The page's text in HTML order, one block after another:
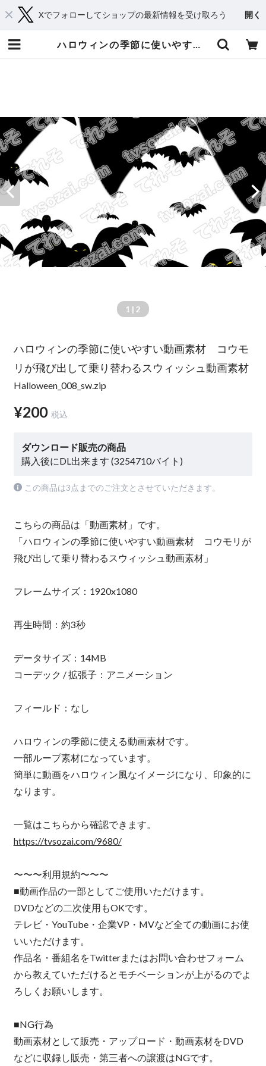
Xでフォローしてショップの最新情報を受け取ろう 開く
ハロウィンの季節に使いやすい動画素材 コウモリが飛び出して乗り替わるスウィッシュ動画素材 | てれそ
1 | 2
ハロウィンの季節に使いやすい動画素材 コウモ
リが飛び出して乗り替わるスウィッシュ動画素材
Halloween_008_sw.zip
¥200 税込
ダウンロード販売の商品
購入後にDL出来ます (3254710バイト)
この商品は3点までのご注文とさせていただきます。
こちらの商品は「動画素材」です。
「ハロウィンの季節に使いやすい動画素材 コウモリが
飛び出して乗り替わるスウィッシュ動画素材」
フレームサイズ：1920x1080
再生時間：約3秒
データサイズ：14MB
コーデック / 拡張子：アニメーション
フィールド：なし
ハロウィンの季節に使える動画素材です。
一部ループ素材になっています。
簡単に動画をハロウィン風なイメージになり、印象的に
なります。
一覧はこちらから確認できます。
https://tvsozai.com/9680/
〜〜〜利用規約〜〜〜
■動画作品の一部としてご使用いただけます。
DVDなどの二次使用もOKです。
テレビ・YouTube・企業VP・MVなど全ての動画にお使
いいただけます。
作品名・番組名をTwitterまたはお問い合わせフォーム
から教えていただけるとモチベーションが上がるのでよ
ろしくお願いします。
■NG行為
動画素材として販売・アップロード・動画素材をDVD
などに収録し販売・第三者への譲渡はNGです。